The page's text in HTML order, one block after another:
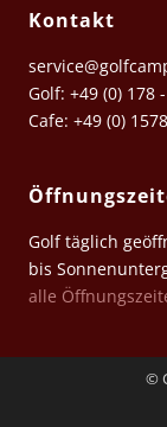
Kontakt
Golf: +49 (0) 178
Cafe: +49 (0)
Golf täglich
bis
alle
©